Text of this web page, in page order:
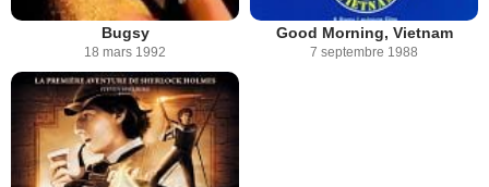
Bugsy
18 mars 1992
Good Morning, Vietnam
7 septembre 1988